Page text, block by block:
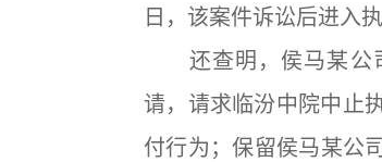
日，该案件诉讼后进入
还查明，侯马某公
请，请求临汾中院中止
付行为；保留侯马某公